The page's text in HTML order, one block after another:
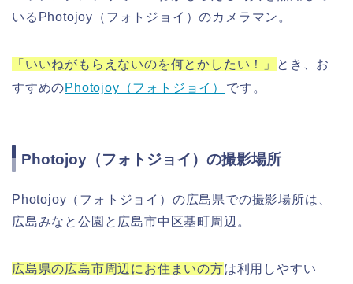
いる Photojoy（フォトジョイ）のカメラマン。
「いいねがもらえないのを何とかしたい！」
とき、お
すすめのPhotojoy（フォトジョイ） です。
Photojoy（フォトジョイ）の撮影場所
Photojoy（フォトジョイ）の広島県での撮影場所は、
広島みなと公園と広島市中区基町周辺。
広島県の広島市周辺にお住まいの方は利用しやすい